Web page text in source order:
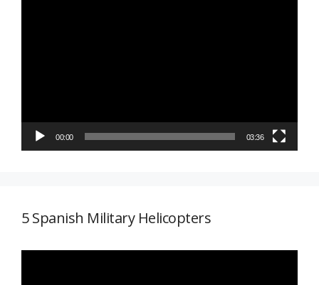
00:00 03:36
5 Spanish Military Helicopters